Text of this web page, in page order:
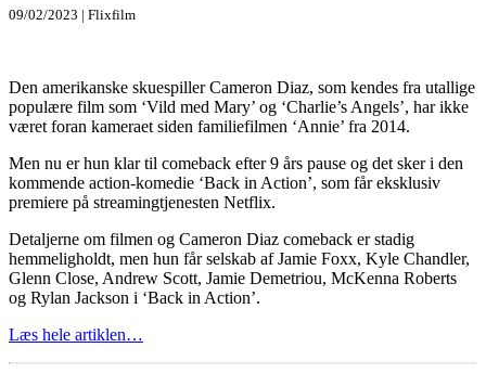
09/02/2023 | Flixfilm
Den amerikanske skuespiller Cameron Diaz, som kendes fra utallige
populære film som ‘Vild med Mary’ og ‘Charlie’s Angels’, har ikke
været foran kameraet siden familiefilmen ‘Annie’ fra 2014.
Men nu er hun klar til comeback efter 9 års pause og det sker i den
kommende action-komedie ‘Back in Action’, som får eksklusiv
premiere på streamingtjenesten Netflix.
Detaljerne om filmen og Cameron Diaz comeback er stadig
hemmeligholdt, men hun får selskab af Jamie Foxx, Kyle Chandler,
Glenn Close, Andrew Scott, Jamie Demetriou, McKenna Roberts
og Rylan Jackson i ‘Back in Action’.
Læs hele artiklen…